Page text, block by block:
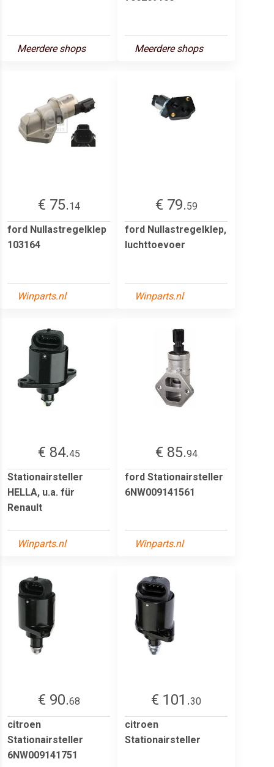
Meerdere shops Meerdere shops
€ 75.14
ford Nullastregelklep
103164
Winparts.nl
€ 79.59
ford Nullastregelklep,
luchttoevoer
Winparts.nl
€ 84.45
Stationairsteller
HELLA, u.a. für
Renault
Winparts.nl
€ 85.94
ford Stationairsteller
6NW009141561
Winparts.nl
€ 90.68
citroen
Stationairsteller
6NW009141751
€ 101.30
citroen
Stationairsteller